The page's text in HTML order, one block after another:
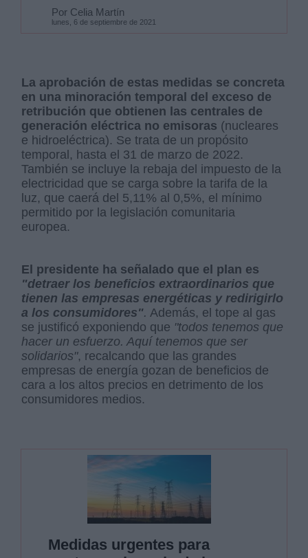
Por Celia Martín
lunes, 6 de septiembre de 2021
La aprobación de estas medidas se concreta
en una minoración temporal del exceso de
retribución que obtienen las centrales de
generación eléctrica no emisoras (nucleares
e hidroeléctrica). Se trata de un propósito
temporal, hasta el 31 de marzo de 2022.
También se incluye la rebaja del impuesto de la
electricidad que se carga sobre la tarifa de la
luz, que caerá del 5,11% al 0,5%, el mínimo
permitido por la legislación comunitaria
europea.
El presidente ha señalado que el plan es
"detraer los beneficios extraordinarios que
tienen las empresas energéticas y redirigirlo
a los consumidores". Además, el tope al gas
se justificó exponiendo que "todos tenemos que
hacer un esfuerzo. Aquí tenemos que ser
solidarios", recalcando que las grandes
empresas de energía gozan de beneficios de
cara a los altos precios en detrimento de los
consumidores medios.
Medidas urgentes para